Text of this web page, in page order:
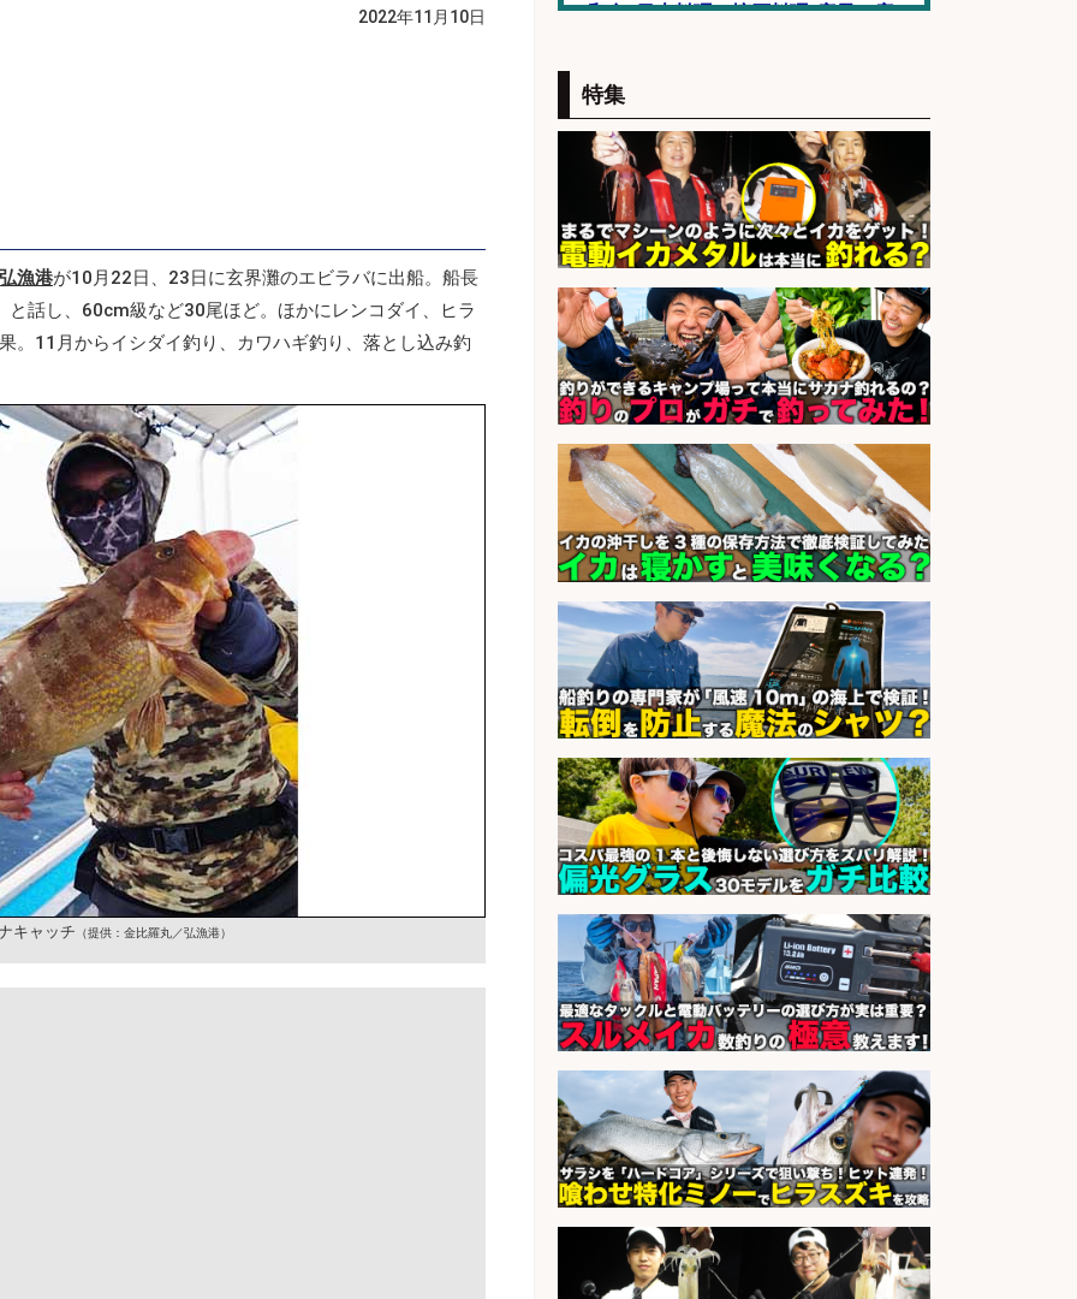
2022年11月10日
漁港が10月22日、23日に玄界灘のエビラバに出船。船長
話し、60cm級など30尾ほど。ほかにレンコダイ、ヒラ
。11月からイシダイ釣り、カワハギ釣り、落とし込み釣
キャッチ （提供：金比羅丸／弘漁港）
和食, 日本料理・懐石料理/店長・店
店長候補募集
会社名
魚と肴 いとおかし 魚と肴 いとお
かし
sponsored by 求人ボックス
精肉・青果・鮮魚販売/「志布志
市」お魚のカットや商品の陳列スタ
ッフ/志布志市/「時給1,150円〜」/
未経験歓迎×残業少なめ×車通勤OK/
鹿児島県
会社名 株式会社ホットスタッフ鹿児島
sponsored by 求人ボックス
製造「組立・加工」/釣り具部品の
製造企業にてNC旋盤加工機の操作
日勤寮完備
フジアルテ株式会社
sponsored by 求人ボックス
営業事務/「大津市」「時給1,300
の物流事務・営業アシスタント/残
業なし×土日祝休み×大型連休あり/
滋賀県/大津市
会社名 株式会社ホットスタッフ滋賀
sponsored by 求人ボックス
和食, 居酒屋/キッチンスタッフ/天草
の魚と馬刺しの店 キッチンスタッフ
正社員募集
会社名
天草の魚と馬刺しの店 魚粋 天草
の魚と馬刺しの店 魚粋
sponsored by 求人ボックス
精肉・青果・鮮魚販売/「志布志
市」「時給1,150円〜」志布志市周
辺でお魚のカットや商品の陳列スタ
ッフ/未経験歓迎×残業少なめ×車通
特集